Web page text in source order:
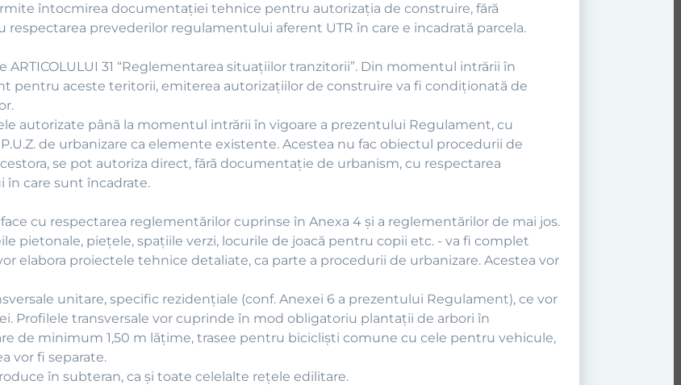
întocmirea documentaţiei tehnice pentru autorizaţia de construire, fără
prevederilor regulamentului aferent UTR în care e incadrată parcela.
31 “Reglementarea situaţiilor tranzitorii”. Din momentul intrării în
pentru aceste teritorii, emiterea autorizaţiilor de construire va fi condiţionată de
autorizate până la momentul intrării în vigoare a prezentului Regulament, cu
de urbanizare ca elemente existente. Acestea nu fac obiectul procedurii de
se pot autoriza direct, fără documentație de urbanism, cu respectarea
în care sunt încadrate.
cu respectarea reglementărilor cuprinse în Anexa 4 şi a reglementărilor de mai jos.
pietonale, pieţele, spaţiile verzi, locurile de joacă pentru copii etc. - va fi complet
elabora proiectele tehnice detaliate, ca parte a procedurii de urbanizare. Acestea vor
unitare, specific rezidenţiale (conf. Anexei 6 a prezentului Regulament), ce vor
Profilele transversale vor cuprinde în mod obligatoriu plantaţii de arbori în
de minimum 1,50 m lăţime, trasee pentru biciclişti comune cu cele pentru vehicule,
vor fi separate.
în subteran, ca şi toate celelalte reţele edilitare.